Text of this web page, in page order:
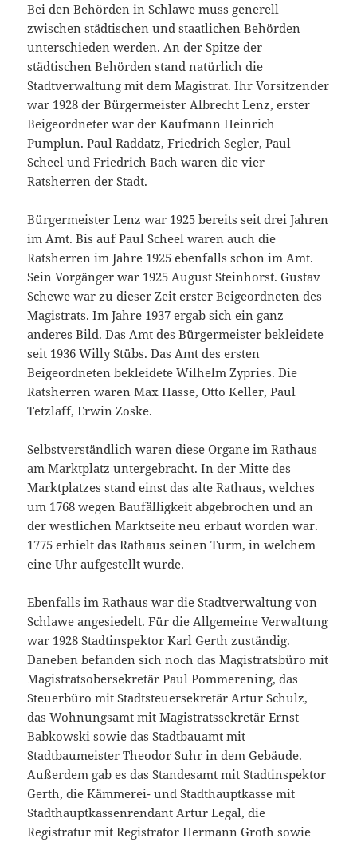
Bei den Behörden in Schlawe muss generell
zwischen städtischen und staatlichen Behörden
unterschieden werden. An der Spitze der
städtischen Behörden stand natürlich die
Stadtverwaltung mit dem Magistrat. Ihr Vorsitzender
war 1928 der Bürgermeister Albrecht Lenz, erster
Beigeordneter war der Kaufmann Heinrich
Pumplun. Paul Raddatz, Friedrich Segler, Paul
Scheel und Friedrich Bach waren die vier
Ratsherren der Stadt.
Bürgermeister Lenz war 1925 bereits seit drei Jahren
im Amt. Bis auf Paul Scheel waren auch die
Ratsherren im Jahre 1925 ebenfalls schon im Amt.
Sein Vorgänger war 1925 August Steinhorst. Gustav
Schewe war zu dieser Zeit erster Beigeordneten des
Magistrats. Im Jahre 1937 ergab sich ein ganz
anderes Bild. Das Amt des Bürgermeister bekleidete
seit 1936 Willy Stübs. Das Amt des ersten
Beigeordneten bekleidete Wilhelm Zypries. Die
Ratsherren waren Max Hasse, Otto Keller, Paul
Tetzlaff, Erwin Zoske.
Selbstverständlich waren diese Organe im Rathaus
am Marktplatz untergebracht. In der Mitte des
Marktplatzes stand einst das alte Rathaus, welches
um 1768 wegen Baufälligkeit abgebrochen und an
der westlichen Marktseite neu erbaut worden war.
1775 erhielt das Rathaus seinen Turm, in welchem
eine Uhr aufgestellt wurde.
Ebenfalls im Rathaus war die Stadtverwaltung von
Schlawe angesiedelt. Für die Allgemeine Verwaltung
war 1928 Stadtinspektor Karl Gerth zuständig.
Daneben befanden sich noch das Magistratsbüro mit
Magistratsobersekretär Paul Pommerening, das
Steuerbüro mit Stadtsteuersekretär Artur Schulz,
das Wohnungsamt mit Magistratssekretär Ernst
Babkowski sowie das Stadtbauamt mit
Stadtbaumeister Theodor Suhr in dem Gebäude.
Außerdem gab es das Standesamt mit Stadtinspektor
Gerth, die Kämmerei- und Stadthauptkasse mit
Stadthauptkassenrendant Artur Legal, die
Registratur mit Registrator Hermann Groth sowie